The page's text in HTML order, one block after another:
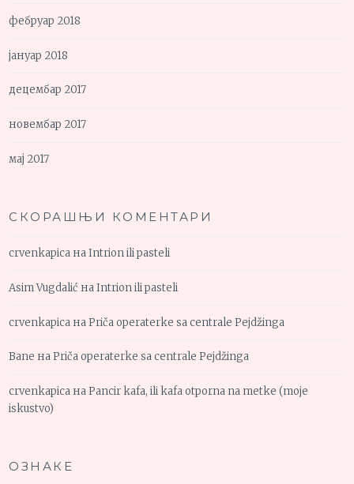
фебруар 2018
јануар 2018
децембар 2017
новембар 2017
мај 2017
СКОРАШЊИ КОМЕНТАРИ
crvenkapica наIntrion ili pasteli
Asim Vugdalić наIntrion ili pasteli
crvenkapica наPriča operaterke sa centrale Pejdžinga
Bane наPriča operaterke sa centrale Pejdžinga
crvenkapica наPancir kafa, ili kafa otporna na metke (moje
iskustvo)
ОЗНАКЕ